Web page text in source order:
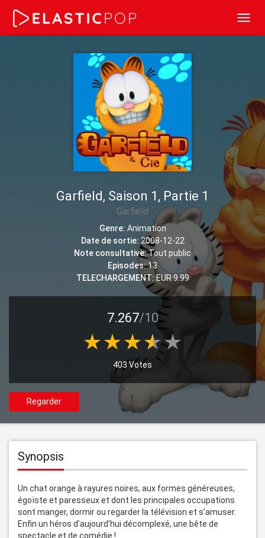
Garfield, Saison 1, Partie 1
Garfield
Genre: Animation
Date de sortie: 2008-12-22
Note consultative:Tout public
Episodes:13
TELECHARGEMENT:EUR 9.99
7.267/10
403 Votes
Regarder
Synopsis
Un chat orange à rayures noires, aux formes généreuses,
égoïste et paresseux et dont les principales occupations
sont manger, dormir ou regarder la télévision et s’amuser.
Enfin un héros d’aujourd’hui décomplexé, une bête de
spectacle et de comédie !